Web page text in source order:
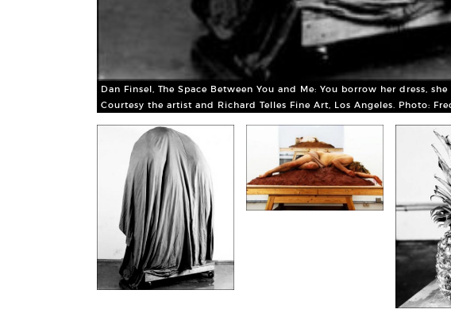
Dan Finsel, The Space Between You and Me: You borrow her dress,
Courtesy the artist and Richard Telles Fine Art, Los Angeles. Photo: